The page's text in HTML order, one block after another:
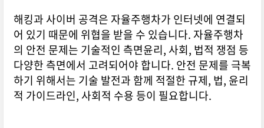
해킹과 사이버 공격은 자율주행차가 인터넷에 연결되
어 있기 때문에 위협을 받을 수 있습니다. 자율주행차
의 안전 문제는 기술적인 측면윤리, 사회, 법적 쟁점 등
다양한 측면에서 고려되어야 합니다. 안전 문제를 극복
하기 위해서는 기술 발전과 함께 적절한 규제, 법, 윤리
적 가이드라인, 사회적 수용 등이 필요합니다.